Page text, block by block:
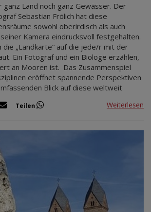
Land noch ganz Gewässer. Der
Sebastian Frölich hat diese
sowohl oberirdisch als auch
Kamera eindrucksvoll festgehalten.
die „Landkarte“ auf die jede/r mit der
Ein Fotograf und ein Biologe erzählen,
an Mooren ist. Das Zusammenspiel
eröffnet spannende Perspektiven
Blick auf diese weltweit
Teilen Weiterlesen